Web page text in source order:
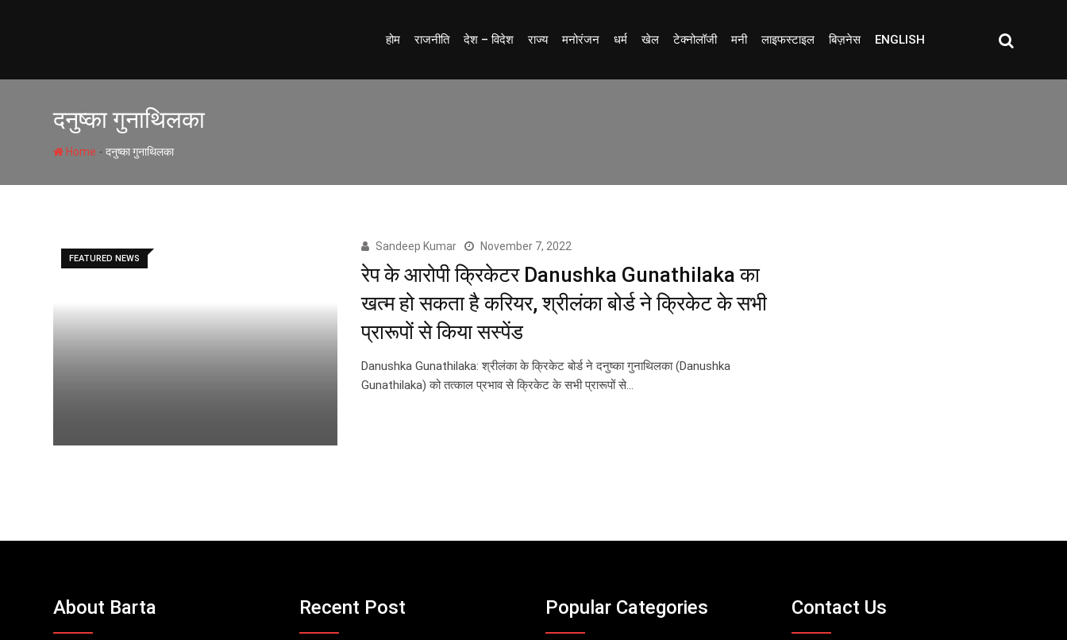
होम राजनीति देश – विदेश राज्य मनोरंजन धर्म खेल टेक्नोलॉजी मनी लाइफस्टाइल बिज़नेस ENGLISH
दनुष्का गुनाथिलका
Home - दनुष्का गुनाथिलका
FEATURED NEWS
Sandeep Kumar November 7, 2022
रेप के आरोपी क्रिकेटर Danushka Gunathilaka का
खत्म हो सकता है करियर, श्रीलंका बोर्ड ने क्रिकेट के सभी
प्रारूपों से किया सस्पेंड
Danushka Gunathilaka: श्रीलंका के क्रिकेट बोर्ड ने दनुष्का गुनाथिलका (Danushka
Gunathilaka) को तत्काल प्रभाव से क्रिकेट के सभी प्रारूपों से…
About Barta Recent Post Popular Categories Contact Us